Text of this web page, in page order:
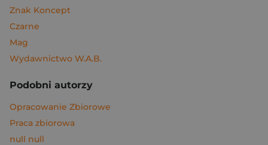
Znak Koncept
Czarne
Mag
Wydawnictwo W.A.B.
Podobni autorzy
Opracowanie Zbiorowe
Praca zbiorowa
null null